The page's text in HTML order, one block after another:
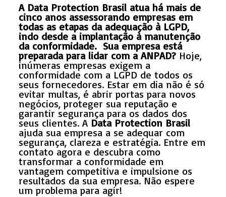
A Data Protection Brasil atua há mais de
cinco anos assessorando empresas em
todas as etapas da adequação à LGPD,
indo desde a implantação à manutenção
da conformidade. Sua empresa está
preparada para lidar com a ANPAD?Hoje,
inúmeras empresas exigem a
conformidade com a LGPD de todos os
seus fornecedores. Estar em dia não é só
evitar multas, é abrir portas para novos
negócios, proteger sua reputação e
garantir segurança para os dados dos
seus clientes. A Data Protection Brasil
ajuda sua empresa a se adequar com
segurança, clareza e estratégia. Entre em
contato agora e descubra como
transformar a conformidade em
vantagem competitiva e impulsione os
resultados da sua empresa. Não espere
um problema para agir!